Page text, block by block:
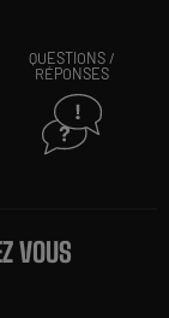
QUESTIONS /
RÉPONSES
VOUS